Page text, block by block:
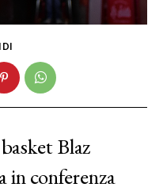
Blaz
in conferenza